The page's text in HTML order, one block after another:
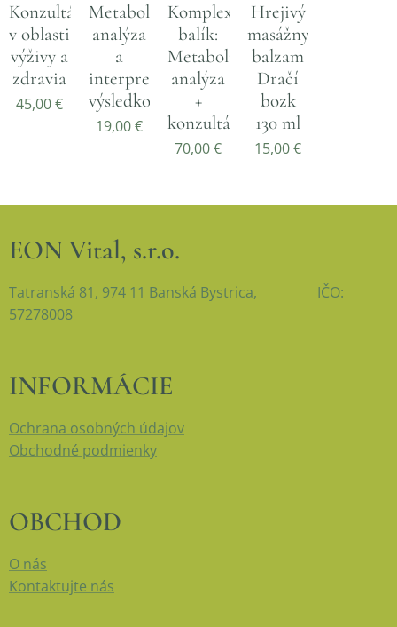
Konzultácia
v oblasti
výživy a
zdravia
45,00€
Metabolická
analýza
a
interpretácia
výsledkov
19,00€
Komplexný
balík:
Metabolická
analýza
+
konzultácia
70,00€
Hrejivý
masážny
balzam
Dračí
bozk
130 ml
15,00€
EON Vital, s.r.o.
Tatranská 81, 974 11 Banská Bystrica, IČO:
57278008
INFORMÁCIE
Ochrana osobných údajov
Obchodné podmienky
OBCHOD
O nás
Kontaktujte nás